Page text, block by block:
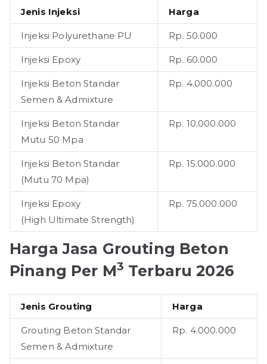
Jenis Injeksi Harga
Injeksi Polyurethane PU Rp. 50.000
Injeksi Epoxy Rp. 60.000
Injeksi Beton Standar
Semen & Admixture
Rp. 4.000.000
Injeksi Beton Standar
Mutu 50 Mpa
Rp. 10.000.000
Injeksi Beton Standar
(Mutu 70 Mpa)
Rp. 15.000.000
Injeksi Epoxy
(High Ultimate Strength)
Rp. 75.000.000
Harga Jasa Grouting Beton
Pinang Per M3 Terbaru 2026
Jenis Grouting Harga
Grouting Beton Standar
Semen & Admixture
Rp. 4.000.000